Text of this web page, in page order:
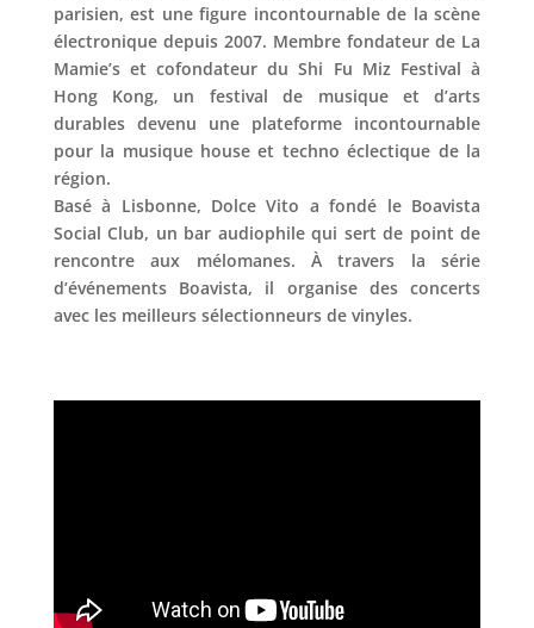
parisien, est une figure incontournable de la scène
électronique depuis 2007. Membre fondateur de La
Mamie’s et cofondateur du Shi Fu Miz Festival à
Hong Kong, un festival de musique et d’arts
durables devenu une plateforme incontournable
pour la musique house et techno éclectique de la
région.
Basé à Lisbonne, Dolce Vito a fondé le Boavista
Social Club, un bar audiophile qui sert de point de
rencontre aux mélomanes. À travers la série
d’événements Boavista, il organise des concerts
avec les meilleurs sélectionneurs de vinyles.